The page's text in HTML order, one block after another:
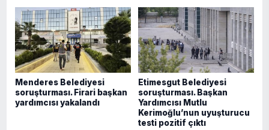
Menderes Belediyesi
soruşturması. Firari başkan
yardımcısı yakalandı
Etimesgut Belediyesi
soruşturması. Başkan
Yardımcısı Mutlu
Kerimoğlu’nun uyuşturucu
testi pozitif çıktı